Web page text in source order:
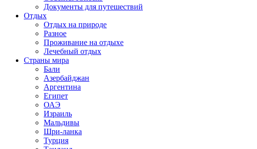
Документы для путешествий
Отдых
Отдых на природе
Разное
Проживание на отдыхе
Лечебный отдых
Страны мира
Бали
Азербайджан
Аргентина
Египет
ОАЭ
Израиль
Мальдивы
Шри-ланка
Турция